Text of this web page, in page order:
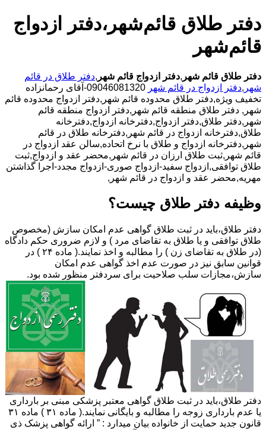
دفتر طلاق قائم‌شهر،دفتر ازدواج
قائم‌شهر
دفتر طلاق قائم شهر ,دفتر ازدواج قائم شهر ,دفتر طلاق در قائم
شهر ,دفتر ازدواج در قائم شهر
09046081320-آقای رحمانزاده
تخفیف ویژه,دفتر طلاق محدوده قائم شهر,دفتر ازدواج محدوده قائم
شهر, دفتر طلاق منطقه قائم شهر,دفتر ازدواج منطقه قائم
شهر,دفتر طلاق,دفتر ازدواج,دفترخانه ازدواج,دفترخانه
طلاق,دفترخانه ازدواج در قائم شهر,دفترخانه طلاق در قائم
شهر,دفترخانه ازدواج و طلاق با نرخ اتحاده,سالن عقد ازدواج در
قائم شهر,ثبت طلاق ارزان در قائم شهر,محضر عقد و ازدواج,ثبت
طلاق توافقی,ازدواج سفید-ازدواج صوری-ازدواج مجدد-اجرا گذاشتن
مهریه,محضر عقد و ازدواج در قائم شهر,
وظیفه دفتر طلاق چیست؟
دفتر طلاق،باید در ثبت طلاق گواهی عدم امکان سازش (مخصوص
طلاق توافقی و یا طلاق به تقاضای مرد ) و لازم ضروری حکم دادگاه
(در طلاق به تقاضای زن ) را مطالبه و اخذ نمایند.( ماده ۲۴ ) در
قوانین سابق نیز در صورت عدم اخذ گواهی عدم امکان
سازش،مجازات سلب صلاحیت برای سردفتر منظور شده بود.
دفتر طلاق،باید در ثبت طلاق گواهی معتبر پزشکی مبنی بر بارداری
یا عدم بارداری زوجه را مطالبه و بایگانی نمایند.( ماده ۳۱ ) ماده ۳۱
قانون جدید حمایت از خانواده بیان میدارد : ” ارائه گواهی پزشک ذی